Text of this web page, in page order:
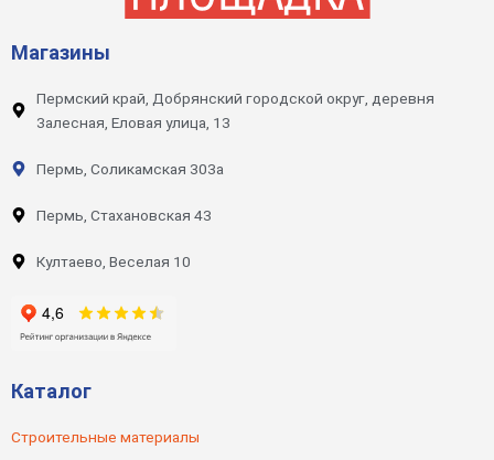
Магазины
Пермский край, Добрянский городской округ, деревня
Залесная, Еловая улица, 13
Пермь, Соликамская 303а
Пермь, Стахановская 43
Култаево, Веселая 10
Каталог
Строительные материалы